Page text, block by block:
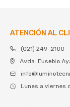
ATENCIÓN AL
(021) 249-2100
Avda. Eusebio
Lunes a viernes